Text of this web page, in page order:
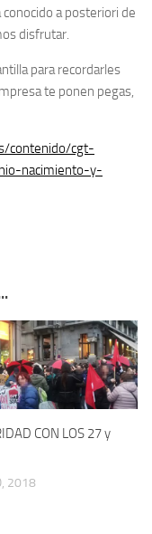
a posteriori de
disfrutar.
para recordarles
te ponen pegas,
contenido/cgt-
nacimiento-y-
CON LOS 27 y
2018